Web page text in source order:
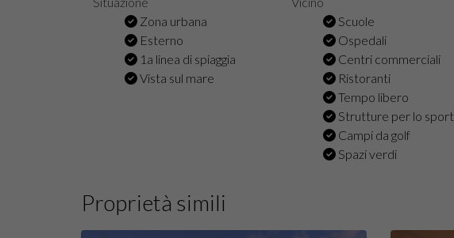
Zona urbana
Esterno
1a linea di spiaggia
Vista sul mare
Scuole
Ospedali
Centri commerciali
Ristoranti
Tempo libero
Strutture per lo sport
Campi da golf
Spazi verdi
Proprietà simili